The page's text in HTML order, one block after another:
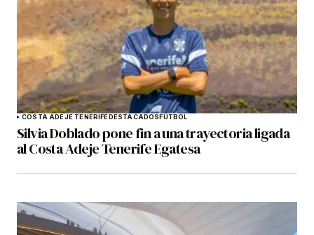
COSTA ADEJE TENERIFEDESTACADOSFÚTBOL
Silvia Doblado pone fin a una trayectoria ligada
al Costa Adeje Tenerife Egatesa